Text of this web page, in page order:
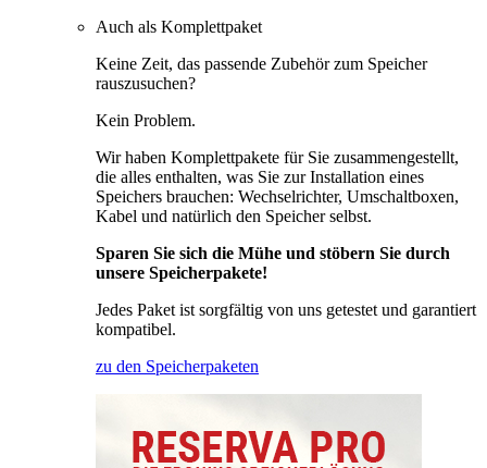
Auch als Komplettpaket
Keine Zeit, das passende Zubehör zum Speicher
rauszusuchen?
Kein Problem.
Wir haben Komplettpakete für Sie zusammengestellt,
die alles enthalten, was Sie zur Installation eines
Speichers brauchen: Wechselrichter, Umschaltboxen,
Kabel und natürlich den Speicher selbst.
Sparen Sie sich die Mühe und stöbern Sie durch
unsere Speicherpakete!
Jedes Paket ist sorgfältig von uns getestet und garantiert
kompatibel.
zu den Speicherpaketen